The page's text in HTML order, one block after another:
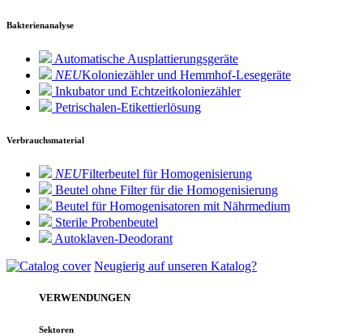
Bakterienanalyse
Automatische Ausplattierungsgeräte
NEUKoloniezähler und Hemmhof-Lesegeräte
Inkubator und Echtzeitkoloniezähler
Petrischalen-Etikettierlösung
Verbrauchsmaterial
NEUFilterbeutel für Homogenisierung
Beutel ohne Filter für die Homogenisierung
Beutel für Homogenisatoren mit Nährmedium
Sterile Probenbeutel
Autoklaven-Deodorant
Neugierig auf unseren Katalog?
VERWENDUNGEN
Sektoren